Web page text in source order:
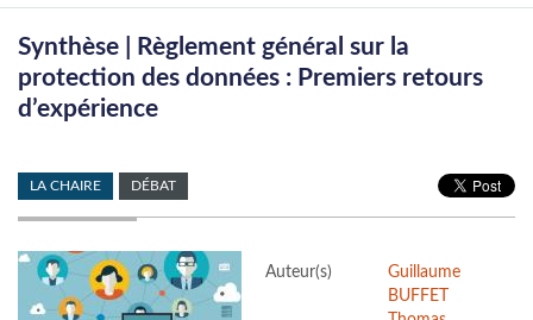
Synthèse | Règlement général sur la
protection des données : Premiers retours
d’expérience
LA CHAIRE DÉBAT
Auteur(s)
Guillaume
BUFFET